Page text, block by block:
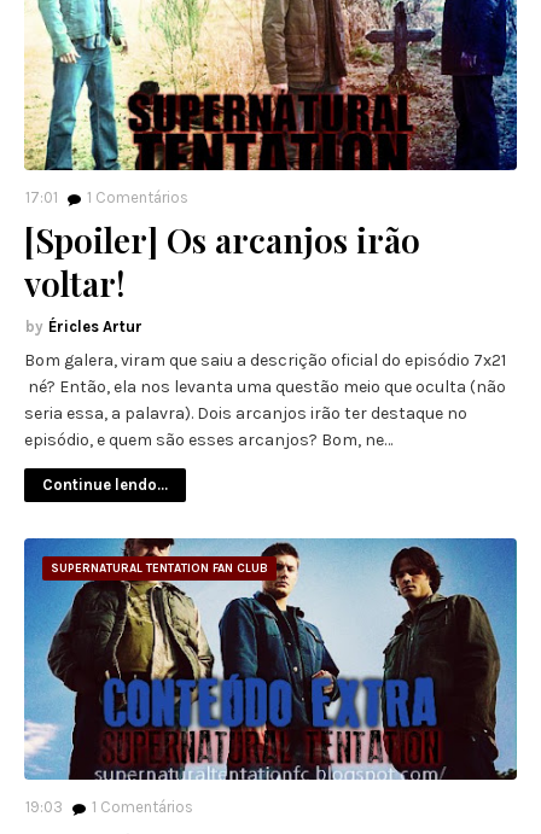
17:01 1 Comentários
[Spoiler] Os arcanjos irão
voltar!
Éricles Artur
Bom galera, viram que saiu a descrição oficial do episódio 7x21
né? Então, ela nos levanta uma questão meio que oculta (não
seria essa, a palavra). Dois arcanjos irão ter destaque no
episódio, e quem são esses arcanjos? Bom, ne…
Continue lendo...
SUPERNATURAL TENTATION FAN CLUB
19:03 1 Comentários